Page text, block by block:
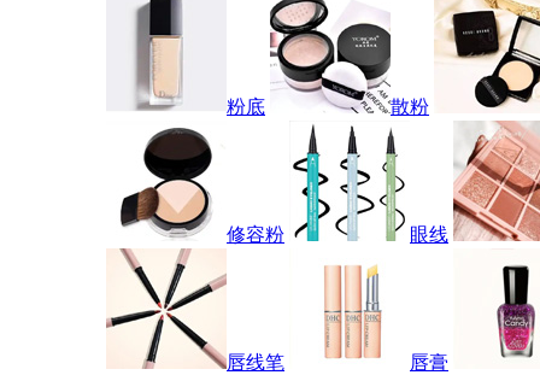
粉底 散粉
修容粉 眼线
唇线笔 唇膏